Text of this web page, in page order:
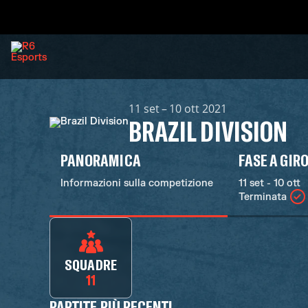
11 set – 10 ott 2021
BRAZIL DIVISION
PANORAMICA
Informazioni sulla competizione
FASE A
11 set - 10 ott
Terminata
SQUADRE
11